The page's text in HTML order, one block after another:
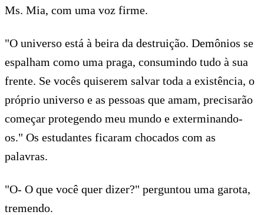
Ms. Mia, com uma voz firme.
"O universo está à beira da destruição. Demônios se
espalham como uma praga, consumindo tudo à sua
frente. Se vocês quiserem salvar toda a existência, o
próprio universo e as pessoas que amam, precisarão
começar protegendo meu mundo e exterminando-
os." Os estudantes ficaram chocados com as
palavras.
"O- O que você quer dizer?" perguntou uma garota,
tremendo.